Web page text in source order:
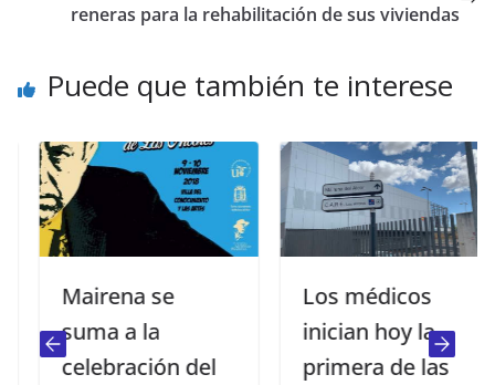
reneras para la rehabilitación de sus viviendas
Puede que también te interese
Mairena se
suma a la
celebración del
Los médicos
inician hoy la
primera de las